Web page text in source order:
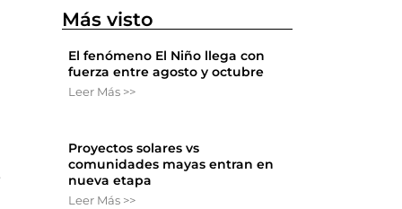
Más visto
El fenómeno El Niño llega con
fuerza entre agosto y octubre
Leer Más >>
Proyectos solares vs
comunidades mayas entran en
nueva etapa
Leer Más >>